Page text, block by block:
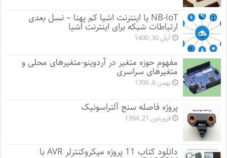
NB-IoT یا اینترنت اشیا کم پهنا – نسل بعدی
ارتباطات شبکه برای اینترنت اشیا
آبان 30, 1400
مفهوم حوزه متغیر در آردوینو-متغیرهای محلی و
متغیرهای سراسری
بهمن 6, 1396
پروژه فاصله سنج آلتراسونیک
فروردین 21, 1394
دانلود کتاب 11 پروژه میکروکنترلر AVR با